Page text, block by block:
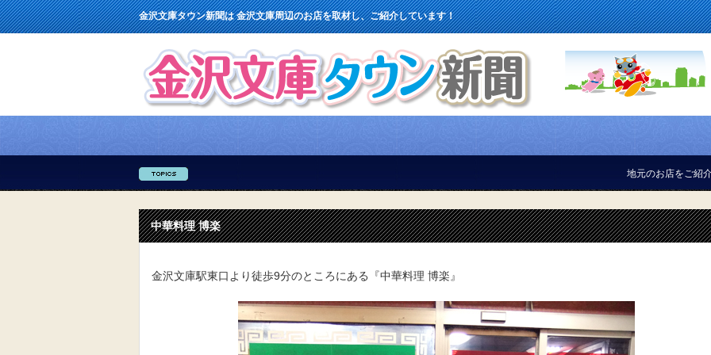
金沢文庫タウン新聞は 金沢文庫周辺のお店を取材し、ご紹介しています！
地元のお店をご紹介しています！
中華料理 博楽
金沢文庫駅東口より徒歩9分のところにある『中華料理 博楽』